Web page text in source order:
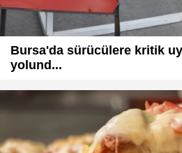
Bursa'da sürücülere kritik
yolund...